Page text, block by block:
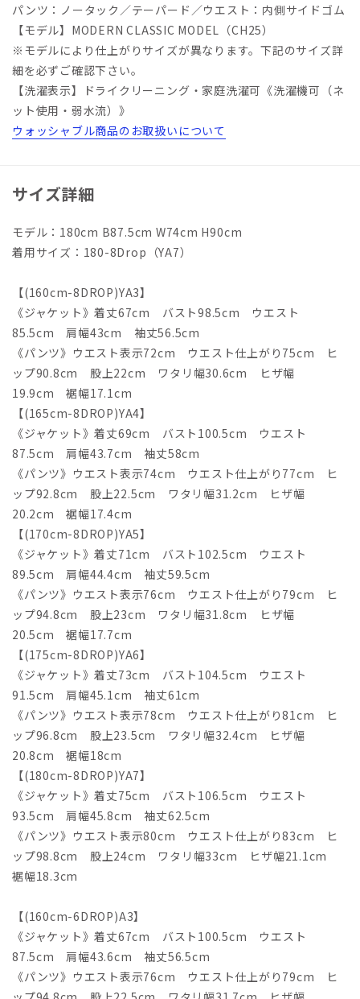
パンツ：ノータック／テーパード／ウエスト：内側サイドゴム
【モデル】MODERN CLASSIC MODEL（CH25）
※モデルにより仕上がりサイズが異なります。下記のサイズ詳
細を必ずご確認下さい。
【洗濯表示】ドライクリーニング・家庭洗濯可《洗濯機可（ネ
ット使用・弱水流）》
ウォッシャブル商品のお取扱いについて
サイズ詳細
モデル：180cm B87.5cm W74cm H90cm
着用サイズ：180-8Drop（YA7）
【(160cm-8DROP)YA3】
《ジャケット》着丈67cm バスト98.5cm ウエスト
85.5cm 肩幅43cm 袖丈56.5cm
《パンツ》ウエスト表示72cm ウエスト仕上がり75cm ヒ
ップ90.8cm 股上22cm ワタリ幅30.6cm ヒザ幅
19.9cm 裾幅17.1cm
【(165cm-8DROP)YA4】
《ジャケット》着丈69cm バスト100.5cm ウエスト
87.5cm 肩幅43.7cm 袖丈58cm
《パンツ》ウエスト表示74cm ウエスト仕上がり77cm ヒ
ップ92.8cm 股上22.5cm ワタリ幅31.2cm ヒザ幅
20.2cm 裾幅17.4cm
【(170cm-8DROP)YA5】
《ジャケット》着丈71cm バスト102.5cm ウエスト
89.5cm 肩幅44.4cm 袖丈59.5cm
《パンツ》ウエスト表示76cm ウエスト仕上がり79cm ヒ
ップ94.8cm 股上23cm ワタリ幅31.8cm ヒザ幅
20.5cm 裾幅17.7cm
【(175cm-8DROP)YA6】
《ジャケット》着丈73cm バスト104.5cm ウエスト
91.5cm 肩幅45.1cm 袖丈61cm
《パンツ》ウエスト表示78cm ウエスト仕上がり81cm ヒ
ップ96.8cm 股上23.5cm ワタリ幅32.4cm ヒザ幅
20.8cm 裾幅18cm
【(180cm-8DROP)YA7】
《ジャケット》着丈75cm バスト106.5cm ウエスト
93.5cm 肩幅45.8cm 袖丈62.5cm
《パンツ》ウエスト表示80cm ウエスト仕上がり83cm ヒ
ップ98.8cm 股上24cm ワタリ幅33cm ヒザ幅21.1cm
裾幅18.3cm
【(160cm-6DROP)A3】
《ジャケット》着丈67cm バスト100.5cm ウエスト
87.5cm 肩幅43.6cm 袖丈56.5cm
《パンツ》ウエスト表示76cm ウエスト仕上がり79cm ヒ